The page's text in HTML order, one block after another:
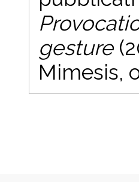
gesture
Mimesis,